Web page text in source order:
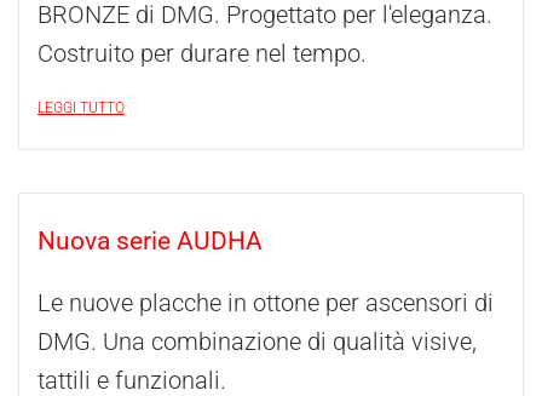
BRONZE di DMG. Progettato per l'eleganza.
Costruito per durare nel tempo.
LEGGI TUTTO
Nuova serie AUDHA
Le nuove placche in ottone per ascensori di
DMG. Una combinazione di qualità visive,
tattili e funzionali.